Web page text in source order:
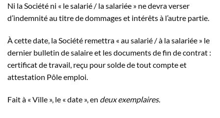
Ni la Société ni « le salarié / la salariée » ne devra verser
d’indemnité au titre de dommages et intérêts à l’autre partie.
À cette date, la Société remettra « au salarié / à la salariée » le
dernier bulletin de salaire et les documents de fin de contrat :
certificat de travail, reçu pour solde de tout compte et
attestation Pôle emploi.
Fait à « Ville », le « date », en deux exemplaires.